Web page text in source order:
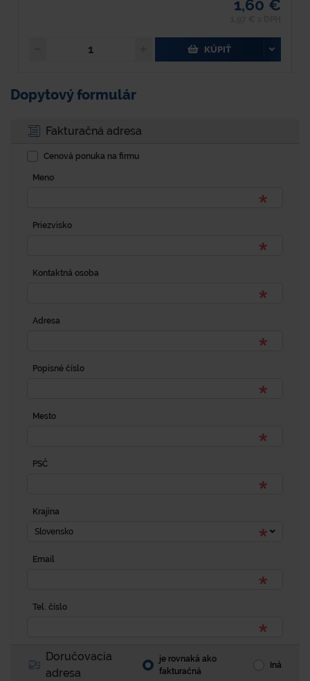
1,60 €
KÚPIŤ
Dopytový formulár
Fakturačná adresa
Cenová ponuka na firmu
Meno
Priezvisko
Kontaktná osoba
Adresa
Popisné číslo
Mesto
PSČ
Krajina
Slovensko
Email
Tel. číslo
Doručovacia
adresa
je rovnaká ako
fakturačná
Iná